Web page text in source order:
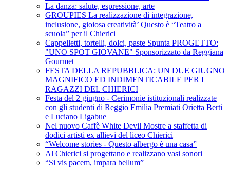
La danza: salute, espressione, arte
GROUPIES La realizzazione di integrazione,
inclusione, gioiosa creatività’ Questo è “Teatro a
scuola” per il Chierici
Cappelletti, tortelli, dolci, paste Spunta PROGETTO:
"UNO SPOT GIOVANE" Sponsorizzato da Reggiana
Gourmet
FESTA DELLA REPUBBLICA: UN DUE GIUGNO
MAGNIFICO ED INDIMENTICABILE PER I
RAGAZZI DEL CHIERICI
Festa del 2 giugno - Cerimonie istituzionali realizzate
con gli studenti di Reggio Emilia Premiati Orietta Berti
e Luciano Ligabue
Nel nuovo Caffè White Devil Mostre a staffetta di
dodici artisti ex allievi del liceo Chierici
“Welcome stories - Questo albergo è una casa”
Al Chierici si progettano e realizzano vasi sonori
“Si vis pacem, impara bellum”